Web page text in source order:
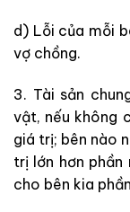
d) Lỗi của mỗi
vợ chồng.
3. Tài sản
vật, nếu không
giá trị; bên nào
trị lớn hơn phần
cho bên kia